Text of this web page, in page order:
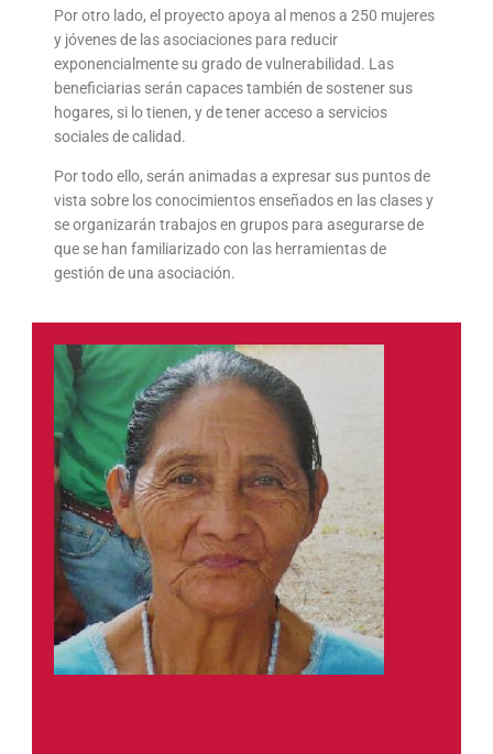
Por otro lado, el proyecto apoya al menos a 250 mujeres
y jóvenes de las asociaciones para reducir
exponencialmente su grado de vulnerabilidad. Las
beneficiarias serán capaces también de sostener sus
hogares, si lo tienen, y de tener acceso a servicios
sociales de calidad.
Por todo ello, serán animadas a expresar sus puntos de
vista sobre los conocimientos enseñados en las clases y
se organizarán trabajos en grupos para asegurarse de
que se han familiarizado con las herramientas de
gestión de una asociación.